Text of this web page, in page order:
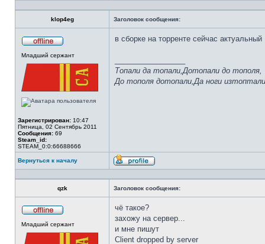
klop4eg Заголовок сообщения:
в
сети
Младший сержант
Зарегистрирован: 10:47
Пятница, 02 Сентябрь 2011
Сообщения: 69
Steam_id:
STEAM_0:0:66688666
в сборке на торренте сейчас актуальный
Топали да топали,Дотопали до тополя,
До тополя дотопали,Да ноги изтоптали
Вернуться к началу
Профиль
qzk Заголовок сообщения:
в
сети
Младший сержант
чё такое?
захожу на сервер...
и мне пишут
Client dropped by server